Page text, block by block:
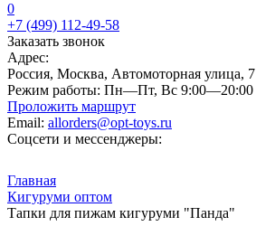
0
+7 (499) 112-49-58
Заказать звонок
Адрес:
Россия, Москва, Автомоторная улица, 7
Режим работы: Пн—Пт, Вс 9:00—20:00
Проложить маршрут
Email: allorders@opt-toys.ru
Соцсети и мессенджеры:
Главная
Кигуруми оптом
Тапки для пижам кигуруми "Панда"